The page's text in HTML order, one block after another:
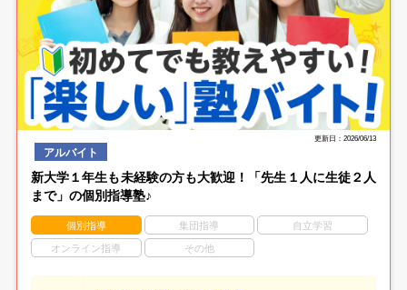
更新日：2026/06/13
アルバイト
新大学１年生も未経験の方も大歓迎！「先生１人に生徒２人
まで」の個別指導塾♪
個別指導 集団指導 自立学習
オンライン指導 その他